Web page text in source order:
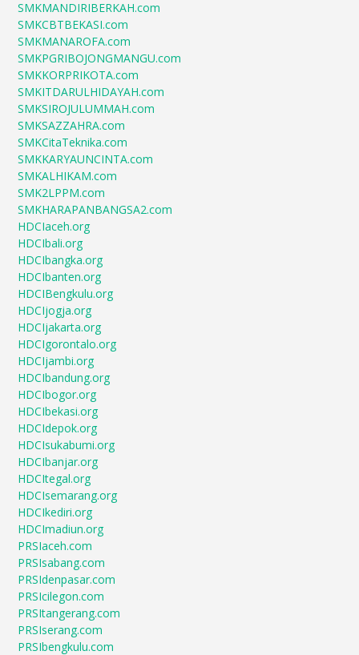
SMKMANDIRIBERKAH.com
SMKCBTBEKASI.com
SMKMANAROFA.com
SMKPGRIBOJONGMANGU.com
SMKKORPRIKOTA.com
SMKITDARULHIDAYAH.com
SMKSIROJULUMMAH.com
SMKSAZZAHRA.com
SMKCitaTeknika.com
SMKKARYAUNCINTA.com
SMKALHIKAM.com
SMK2LPPM.com
SMKHARAPANBANGSA2.com
HDCIaceh.org
HDCIbali.org
HDCIbangka.org
HDCIbanten.org
HDCIBengkulu.org
HDCIjogja.org
HDCIjakarta.org
HDCIgorontalo.org
HDCIjambi.org
HDCIbandung.org
HDCIbogor.org
HDCIbekasi.org
HDCIdepok.org
HDCIsukabumi.org
HDCIbanjar.org
HDCItegal.org
HDCIsemarang.org
HDCIkediri.org
HDCImadiun.org
PRSIaceh.com
PRSIsabang.com
PRSIdenpasar.com
PRSIcilegon.com
PRSItangerang.com
PRSIserang.com
PRSIbengkulu.com